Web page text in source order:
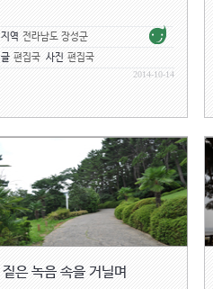
지역 전라남도 장성군
글 편집국 사진 편집국
2014-10-14
짙은 녹음 속을 거닐며